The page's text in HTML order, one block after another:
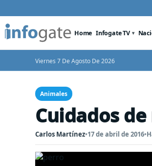
Home Infogate TV
Viernes 7 De Agosto De 2026
Animales
Cuidados
Carlos Martínez•17 de abril de 2016•